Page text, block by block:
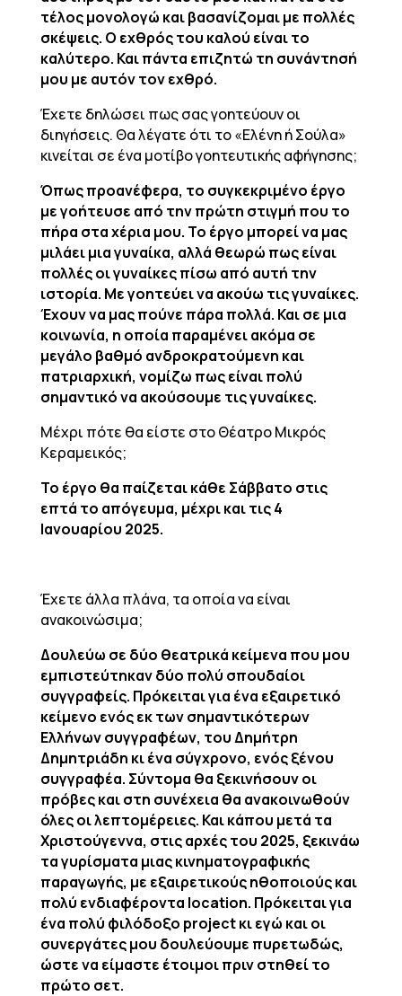
τέλος μονολογώ και βασανίζομαι με πολλές
σκέψεις. Ο εχθρός του καλού είναι το
καλύτερο. Και πάντα επιζητώ τη συνάντησή
μου με αυτόν τον εχθρό.
Έχετε δηλώσει πως σας γοητεύουν οι
διηγήσεις. Θα λέγατε ότι το «Ελένη ή Σούλα»
κινείται σε ένα μοτίβο γοητευτικής αφήγησης;
Όπως προανέφερα, το συγκεκριμένο έργο
με γοήτευσε από την πρώτη στιγμή που το
πήρα στα χέρια μου. Το έργο μπορεί να μας
μιλάει μια γυναίκα, αλλά θεωρώ πως είναι
πολλές οι γυναίκες πίσω από αυτή την
ιστορία. Με γοητεύει να ακούω τις γυναίκες.
Έχουν να μας πούνε πάρα πολλά. Και σε μια
κοινωνία, η οποία παραμένει ακόμα σε
μεγάλο βαθμό ανδροκρατούμενη και
πατριαρχική, νομίζω πως είναι πολύ
σημαντικό να ακούσουμε τις γυναίκες.
Μέχρι πότε θα είστε στο Θέατρο Μικρός
Κεραμεικός;
Το έργο θα παίζεται κάθε Σάββατο στις
επτά το απόγευμα, μέχρι και τις 4
Ιανουαρίου 2025.
Έχετε άλλα πλάνα, τα οποία να είναι
ανακοινώσιμα;
Δουλεύω σε δύο θεατρικά κείμενα που μου
εμπιστεύτηκαν δύο πολύ σπουδαίοι
συγγραφείς. Πρόκειται για ένα εξαιρετικό
κείμενο ενός εκ των σημαντικότερων
Ελλήνων συγγραφέων, του Δημήτρη
Δημητριάδη κι ένα σύγχρονο, ενός ξένου
συγγραφέα. Σύντομα θα ξεκινήσουν οι
πρόβες και στη συνέχεια θα ανακοινωθούν
όλες οι λεπτομέρειες. Και κάπου μετά τα
Χριστούγεννα, στις αρχές του 2025, ξεκινάω
τα γυρίσματα μιας κινηματογραφικής
παραγωγής, με εξαιρετικούς ηθοποιούς και
πολύ ενδιαφέροντα location. Πρόκειται για
ένα πολύ φιλόδοξο project κι εγώ και οι
συνεργάτες μου δουλεύουμε πυρετωδώς,
ώστε να είμαστε έτοιμοι πριν στηθεί το
πρώτο σετ.